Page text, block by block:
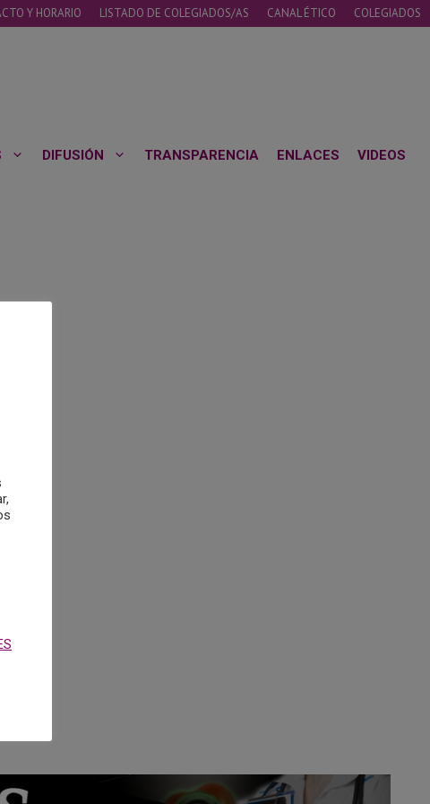
Y HORARIO LISTADO DE COLEGIADOS/AS CANAL ÉTICO COLEGIADOS
DIFUSIÓN TRANSPARENCIA ENLACES VIDEOS